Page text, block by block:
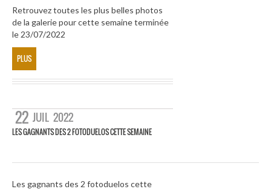
Retrouvez toutes les plus belles photos
de la galerie pour cette semaine terminée
le 23/07/2022
PLUS
22 JUIL 2022
LES GAGNANTS DES 2 FOTODUELOS CETTE SEMAINE
Les gagnants des 2 fotoduelos cette